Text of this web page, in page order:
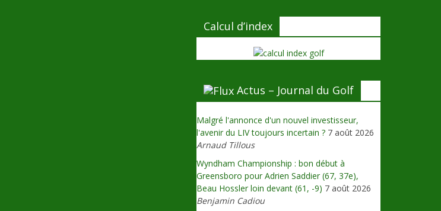
Calcul d’index
Actus – Journal du Golf
Malgré l'annonce d'un nouvel investisseur,
l'avenir du LIV toujours incertain ? 7 août 2026
Arnaud Tillous
Wyndham Championship : bon début à
Greensboro pour Adrien Saddier (67, 37e),
Beau Hossler loin devant (61, -9) 7 août 2026
Benjamin Cadiou